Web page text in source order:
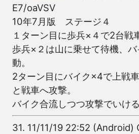
E7/oaVSV
10年7月版 ステージ４
１ターン目に歩兵×４で2台戦
歩兵×２は山に乗せて待機、
動。
2ターン目にバイク×4で上戦
と戦車へ攻撃。
バイク合流しつつ攻撃でいけ
31. 11/11/19 22:52 (Android)